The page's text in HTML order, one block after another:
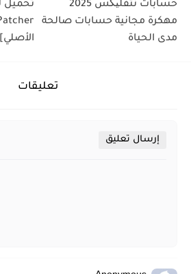
حسابات نتفلیکس 2025
مهكرة مجانية حسابات صالحة
مدى الحياة
الأصلي]
تعليقات
إرسال تعليق